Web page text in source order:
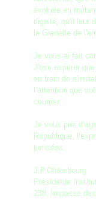
évoluée en
dignité, qu'il leur
le Grenelle de
Je vous ai fait
J'ose espérer
en train de
l’attention que
courrier.
Je vous prie
République,
pensées.
J.P.Oldenbourg
Présidente
238, Impasse